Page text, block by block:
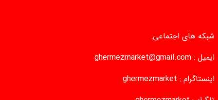
شبکه های اجتماعی:
ایمیل : ghermezmarket@gmail.com
اینستاگرام : ghermezmarket